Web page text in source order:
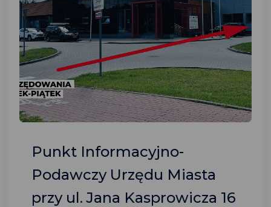
Punkt Informacyjno-
Podawczy Urzędu Miasta
przy ul. Jana Kasprowicza 16